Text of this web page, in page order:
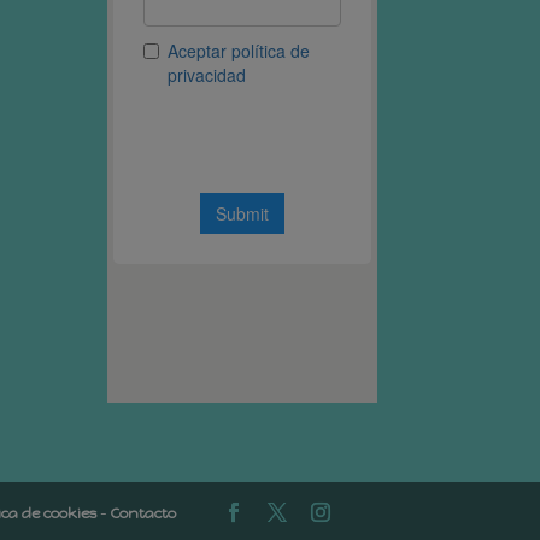
de cookies-Contacto